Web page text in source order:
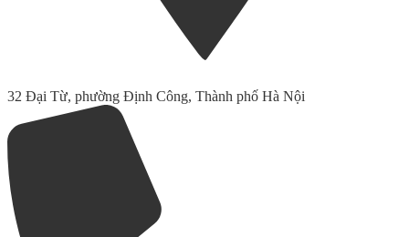
32 Đại Từ, phường Định Công, Thành phố Hà Nội